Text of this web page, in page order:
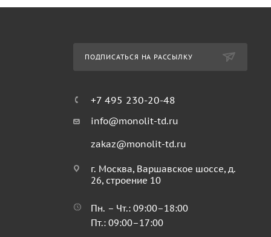
ПОДПИСАТЬСЯ НА РАССЫЛКУ
+7 495 230-20-48
info@monolit-td.ru
zakaz@monolit-td.ru
г. Москва, Варшавское шоссе, д.
26, строение 10
Пн. – Чт.: 09:00–18:00
Пт.: 09:00–17:00